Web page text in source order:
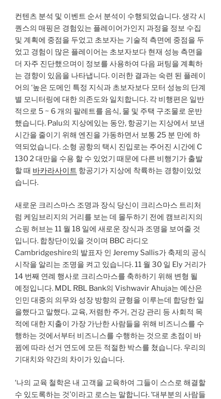
컨텐츠 분석 및 이벤트 순서 분석이 수행되었습니다. 생각 시
퀀스의 매핑은 경험있는 플레이어가인지 과정을 정보 수집
및 계획에 중점을 두었고 초보자는 기술적 측면에 중점을 두
었고 경험이 많은 플레이어는 초보자보다 현재 성능 측면을
더 자주 진단했으며이 정보를 사용하여 다음 퍼팅을 계획하
는 경향이 있음을 나타냅니다. 이러한 결과는 숙련 된 플레이
어의 ‘높은 도메인 특정 지식과 초보자보다 모터 성능의 단계
별 모니터링에 대한 의존도와 일치합니다. 각 비행편은 일반
적으로 5 ~ 6 개의 팔레트를 음식, 물 및 주택 구조물로 운반
했습니다. Palu의 지상에있는 동안, 항공기는 지상에서 보낸
시간을 줄이기 위해 엔진을 가동하면서 보통 25 분 만에 하
역되었습니다. 소형 공항의 택시 진입로는 주어진 시간에 C
130 2 대만을 수용 할 수 있었기 때문에 다른 비행기가 출발
할 때 바카라사이트 항공기가 지상에 착륙하는 경향이있었
습니다.
새로운 크리스마스 조명과 장식 당신이 크리스마스 트리처
럼 케임브리지의 거리를 보는 데 몰두하기 전에 캠브리지의
쇼핑 허브는 11 월 18 일에 새로운 장식과 조명을 보여줄 것
입니다. 합창단이있을 것이며 BBC 라디오
Cambridgeshire의 발표자 인 Jeremy Sallis가 축제의 공식
시작을 알리는 조명을 켜고 있습니다. 11 월 30 일 Ely 거리가
14 번째 연례 행사로 크리스마스를 축하하기 위해 변형 될
예정입니다. MDL RBL Bank의 Vishwavir Ahuja는 예산은
인민 대중의 의무와 성장 방향의 균형을 이루는데 합당한 일
을했다고 말했다. 교육, 저렴한 주거, 건강 관리 등 사회적 목
적에 대한 지출이 가장 가난한 사람들을 위해 비즈니스를 수
행하는 것에서부터 비즈니스를 수행하는 것으로 초점이 바
뀜에 따라 선거 연도에 모든 적절한 박스를 쳤습니다. 우리의
기대치와 약간의 차이가 있습니다.
‘나의 교육 철학은 내 고객을 교육하여 그들이 스스로 해결할
수 있도록하는 것’이라고 로스는 말합니다. ‘대부분의 사람들